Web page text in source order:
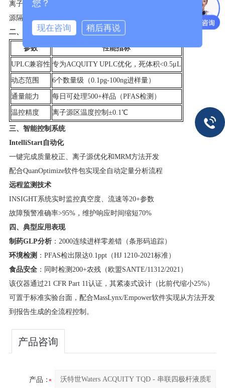
离子传输效率提升30%，交叉污染率<0.0015%（萘测试标准）
源隔离阀设计保护真空系统，拆卸清洗无需破坏真空
二、系统集成优势
参数 性能指标
UPLC兼容性 专为ACQUITY UPLC优化，死体积<0.5μL
动态范围 6个数量级（0.1pg-100ng进样量）
通量能力 每日可处理500+样品（PFAS检测）
温控精度 离子源区温度控制±0.1℃
三、智能控制系统
IntelliStart自动化
一键完成质量校正、离子源优化和MRM方法开发
配合QuanOptimize软件包实现全自动定量分析流程
远程监测技术
INSIGHT系统实时监控真空度、流速等20+参数
故障预警准确率>95%，维护响应时间缩短70%
四、典型应用表现
制药GLP分析​：2000连续进样零差错（条形码追踪）
环境检测 ​：PFAS检出限达0.1ppt（HJ 1210-2021标准）
食品安全​：同时检测200+农残（欧盟SANTE/11312/2021）
该仪器通过21 CFR Part 11认证，其紧凑式设计（比前代缩小25%）
可置于标准实验台面，配合MassLynx/Empower软件实现从方法开发
到报告生成的全流程控制。
产品咨询
产品：
您？
现在咨询 稍后再说